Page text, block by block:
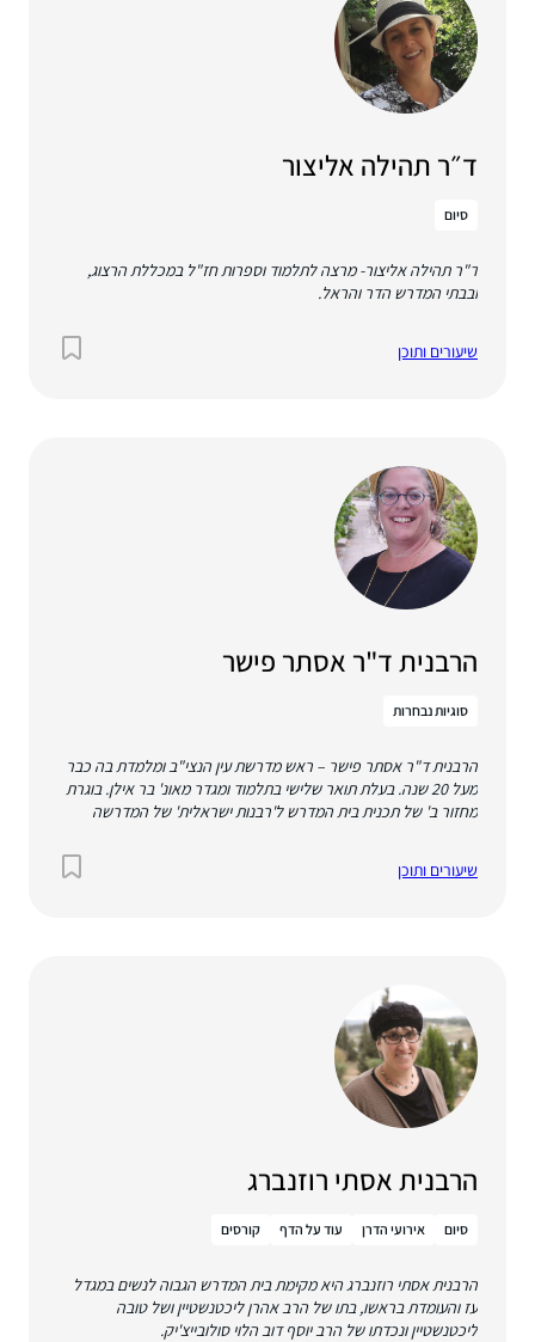
ד״ר תהילה אליצור
סיום
ד"ר תהילה אליצור- מרצה לתלמוד וספרות חז"ל במכללת הרצוג,
ובבתי המדרש הדר והראל.
שיעורים ותוכן
הרבנית ד"ר אסתר פישר
סוגיות נבחרות
הרבנית ד"ר אסתר פישר – ראש מדרשת עין הנצי"ב ומלמדת בה כבר
מעל 20 שנה. בעלת תואר שלישי בתלמוד ומגדר מאונ' בר אילן. בוגרת
מחזור ב' של תכנית בית המדרש ל'רבנות ישראלית' של המדרשה
שיעורים ותוכן
הרבנית אסתי רוזנברג
סיום אירועי הדרן עוד על הדף קורסים
הרבנית אסתי רוזנברג היא מקימת בית המדרש הגבוה לנשים במגדל
עז והעומדת בראשו, בתו של הרב אהרן ליכטנשטיין ושל טובה
ליכטנשטיין ונכדתו של הרב יוסף דוב הלוי סולובייצ'יק.